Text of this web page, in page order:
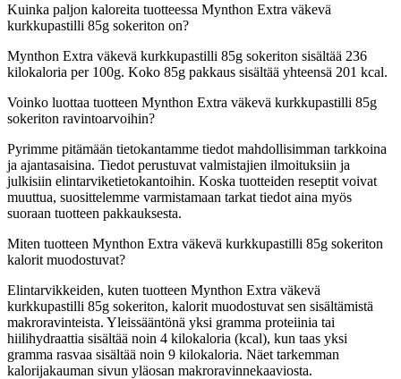
Kuinka paljon kaloreita tuotteessa Mynthon Extra väkevä
kurkkupastilli 85g sokeriton on?
Mynthon Extra väkevä kurkkupastilli 85g sokeriton sisältää 236
kilokaloria per 100g. Koko 85g pakkaus sisältää yhteensä 201 kcal.
Voinko luottaa tuotteen Mynthon Extra väkevä kurkkupastilli 85g
sokeriton ravintoarvoihin?
Pyrimme pitämään tietokantamme tiedot mahdollisimman tarkkoina
ja ajantasaisina. Tiedot perustuvat valmistajien ilmoituksiin ja
julkisiin elintarviketietokantoihin. Koska tuotteiden reseptit voivat
muuttua, suosittelemme varmistamaan tarkat tiedot aina myös
suoraan tuotteen pakkauksesta.
Miten tuotteen Mynthon Extra väkevä kurkkupastilli 85g sokeriton
kalorit muodostuvat?
Elintarvikkeiden, kuten tuotteen Mynthon Extra väkevä
kurkkupastilli 85g sokeriton, kalorit muodostuvat sen sisältämistä
makroravinteista. Yleissääntönä yksi gramma proteiinia tai
hiilihydraattia sisältää noin 4 kilokaloria (kcal), kun taas yksi
gramma rasvaa sisältää noin 9 kilokaloria. Näet tarkemman
kalorijakauman sivun yläosan makroravinnekaaviosta.